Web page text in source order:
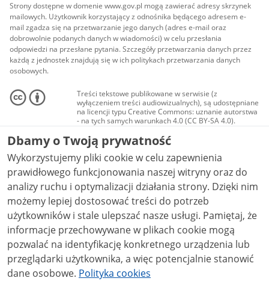
Strony dostępne w domenie www.gov.pl mogą zawierać adresy skrzynek
mailowych. Użytkownik korzystający z odnośnika będącego adresem e-
mail zgadza się na przetwarzanie jego danych (adres e-mail oraz
dobrowolnie podanych danych w wiadomości) w celu przesłania
odpowiedzi na przesłane pytania. Szczegóły przetwarzania danych przez
każdą z jednostek znajdują się w ich politykach przetwarzania danych
osobowych.
Treści tekstowe publikowane w serwisie (z
wyłączeniem treści audiowizualnych), są udostępniane
na licencji typu Creative Commons: uznanie autorstwa
- na tych samych warunkach 4.0 (CC BY-SA 4.0).
Materiały audiowizualne, w tym zdjęcia, materiały
audio i wideo, są udostępniane na licencji typu
Creative Commons: uznanie autorstwa użycie
niekomercyjne - bez utworów zależnych 4.0 (CC BY-
NC-ND 4.0), o ile nie jest to stwierdzone inaczej.
Dbamy o Twoją prywatność
Wykorzystujemy pliki cookie w celu zapewnienia
prawidłowego funkcjonowania naszej witryny oraz do
analizy ruchu i optymalizacji działania strony. Dzięki nim
możemy lepiej dostosować treści do potrzeb
użytkowników i stale ulepszać nasze usługi. Pamiętaj, że
informacje przechowywane w plikach cookie mogą
pozwalać na identyfikację konkretnego urządzenia lub
przeglądarki użytkownika, a więc potencjalnie stanowić
dane osobowe. Polityka cookies